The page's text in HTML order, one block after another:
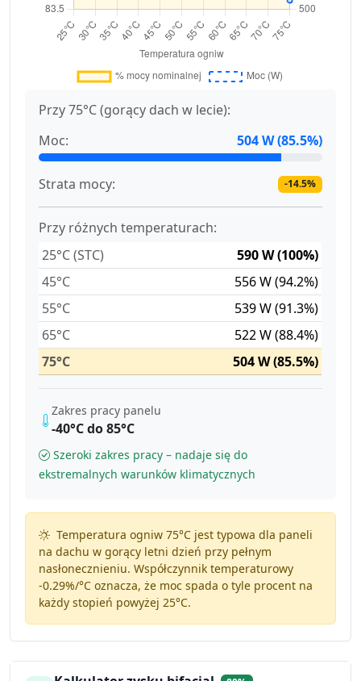
Przy 75°C (gorący dach w lecie):
Moc:
504 W (85.5%)
Strata mocy: -14.5%
Przy różnych temperaturach:
25°C (STC)
590 W (100%)
45°C
556 W (94.2%)
55°C
539 W (91.3%)
65°C
522 W (88.4%)
75°C
504 W (85.5%)
Zakres pracy panelu
-40°C do 85°C
Szeroki zakres pracy – nadaje się do
ekstremalnych warunków klimatycznych
Temperatura ogniw 75°C jest typowa dla paneli
na dachu w gorący letni dzień przy pełnym
nasłonecznieniu. Współczynnik temperaturowy
-0.29%/°Coznacza, że moc spada o tyle procent na
każdy stopień powyżej 25°C.